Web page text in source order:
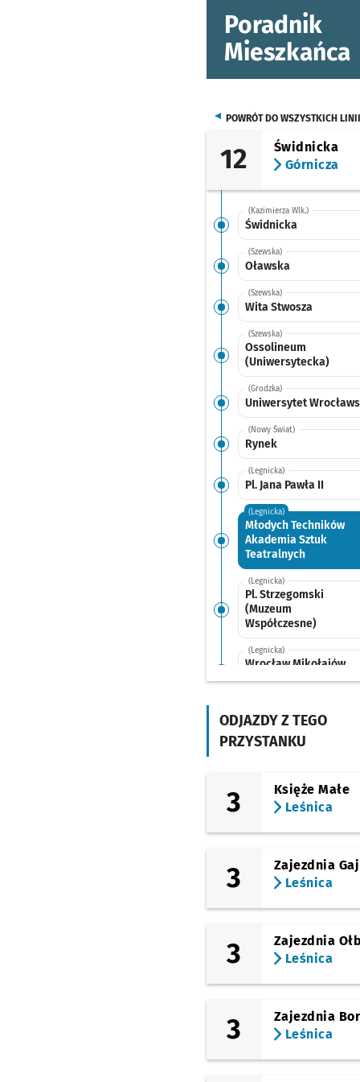
Poradnik
Mieszkańca
POWRÓT DO WSZYSTKICH LINII
12
Świdnicka
Górnicza
(Kazimierza Wlk.)
Świdnicka
(Szewska)
Oławska
(Szewska)
Wita Stwosza
(Szewska)
Ossolineum
(Uniwersytecka)
(Grodzka)
Uniwersytet
(Nowy Świat)
Rynek
(Legnicka)
Pl. Jana Pawła II
(Legnicka)
Młodych Techników
Akademia Sztuk
Teatralnych
(Legnicka)
Pl. Strzegomski
(Muzeum
Współczesne)
(Legnicka)
Wrocław Mikołajów
(Zachodnia)
Niedźwiedzia
(Legnicka)
(Legnicka)
Kwiska
(Pilczycka)
Pilczycka (Anima)
(Pilczycka)
(Pilczycka)
Górnicza
ODJAZDY Z TEGO
PRZYSTANKU
3
Księże Małe
Leśnica
3
Zajezdnia Gaj
Leśnica
3
Zajezdnia
Leśnica
3
Zajezdnia
Leśnica